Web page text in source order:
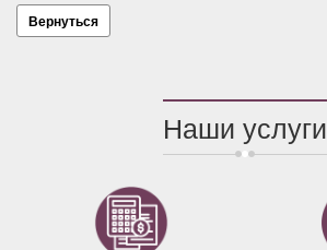
Вернуться
Наши услуги